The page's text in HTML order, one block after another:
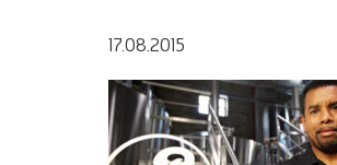
17.08.2015